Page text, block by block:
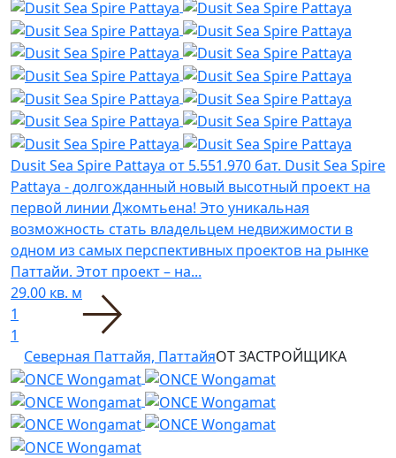
Dusit Sea Spire Pattaya от 5.551.970 бат. Dusit Sea Spire
Pattaya - долгожданный новый высотный проект на
первой линии Джомтьена! Это уникальная
возможность стать владельцем недвижимости в
одном из самых перспективных проектов на рынке
Паттайи. Этот проект – на...
29.00 кв. м
1
1
Северная Паттайя, ПаттайяОТ ЗАСТРОЙЩИКА